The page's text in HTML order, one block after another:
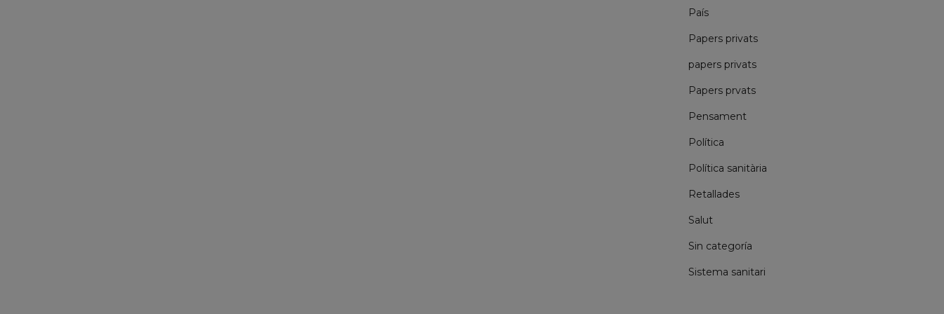
País
Papers privats
papers privats
Papers prvats
Pensament
Política
Política sanitària
Retallades
Salut
Sin categoría
Sistema sanitari